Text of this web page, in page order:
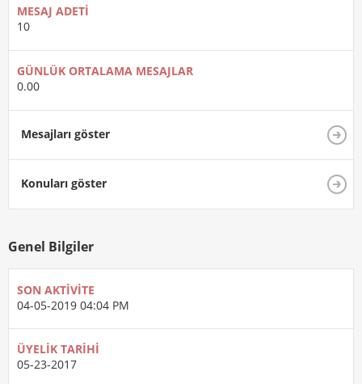
MESAJ ADETI
10
GÜNLÜK ORTALAMA MESAJLAR
0.00
Mesajları göster
Konuları göster
Genel Bilgiler
SON AKTIVITE
04-05-2019 04:04 PM
ÜYELIK TARIHI
05-23-2017